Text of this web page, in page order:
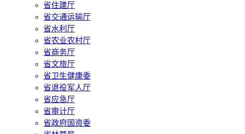
省住建厅
省交通运输厅
省水利厅
省农业农村厅
省商务厅
省文旅厅
省卫生健康委
省退役军人厅
省应急厅
省审计厅
省政府国资委